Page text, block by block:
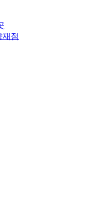
재점